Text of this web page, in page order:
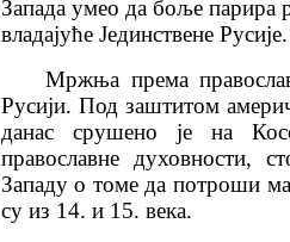
Запада умео да боље парира
владајуће Јединствене Русије.
Мржња према
Русији. Под заштитом
данас срушено је на
православне духовности,
Западу о томе да потроши
су из 14. и 15. века.